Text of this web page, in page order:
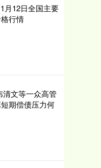
月12日全国主要
行情
文等一众高管
期偿债压力何